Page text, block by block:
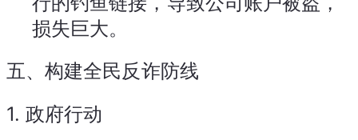
损失巨大。
五、构建全民反诈防线
1.政府行动